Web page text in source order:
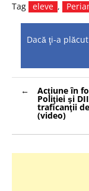
Tag eleve ,
Dacă ţi-a
Navigare
în
articole
Acţiune în
Poliţiei şi
traficanţii
(video)